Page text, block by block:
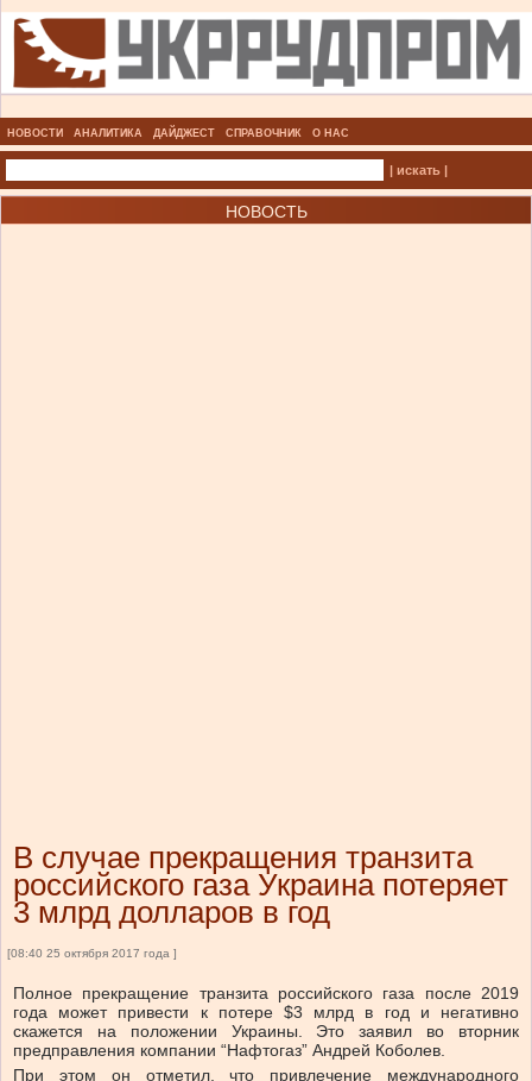
НОВОСТИ АНАЛИТИКА ДАЙДЖЕСТ СПРАВОЧНИК О НАС
| искать |
НОВОСТЬ
В случае прекращения транзита
российского газа Украина потеряет
3 млрд долларов в год
[08:40 25 октября 2017 года ]
Полное прекращение транзита российского газа после 2019
года может привести к потере $3 млрд в год и негативно
скажется на положении Украины. Это заявил во вторник
предправления компании “Нафтогаз” Андрей Коболев.
При этом он отметил, что привлечение международного